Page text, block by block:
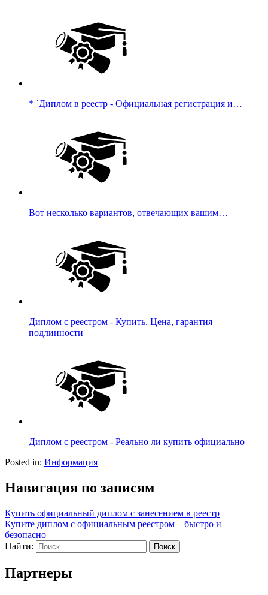
* `Диплом в реестр - Официальная регистрация и…
Вот несколько вариантов, отвечающих вашим…
Диплом с реестром - Купить. Цена, гарантия
подлинности
Диплом с реестром - Реально ли купить официально
Posted in: Информация
Навигация по записям
Купить официальный диплом с занесением в реестр
Купите диплом с официальным реестром – быстро и
безопасно
Найти:
Партнеры